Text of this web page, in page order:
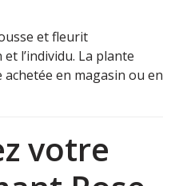
et fleurit
l’individu. La plante
en magasin ou en
votre